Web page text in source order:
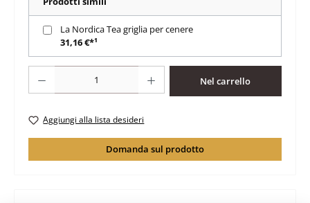
La Nordica Tea griglia per cenere
31,16 €*¹
Nel carrello
Aggiungi alla lista desideri
Domanda sul prodotto